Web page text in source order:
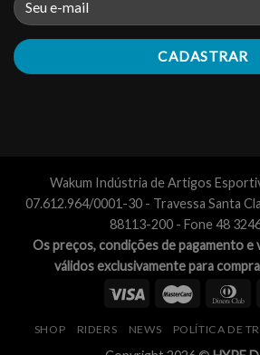
Wakum Indústria de Artigos
07.612.964/0001-30 - Travessa Santa
88113-200 - Fone 48
Os preços, condições de pagamento
válidos exclusivamente para
SHOP RIDERS NEWS POLÍTICA DE